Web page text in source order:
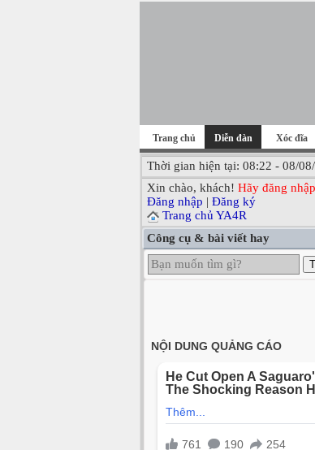
Trang chủ Diễn đàn Xóc đĩa
Thời gian hiện tại: 08:22 - 08/
Xin chào, khách! Hãy đăng
Đăng nhập | Đăng ký
Trang chủ YA4R
Công cụ & bài viết hay